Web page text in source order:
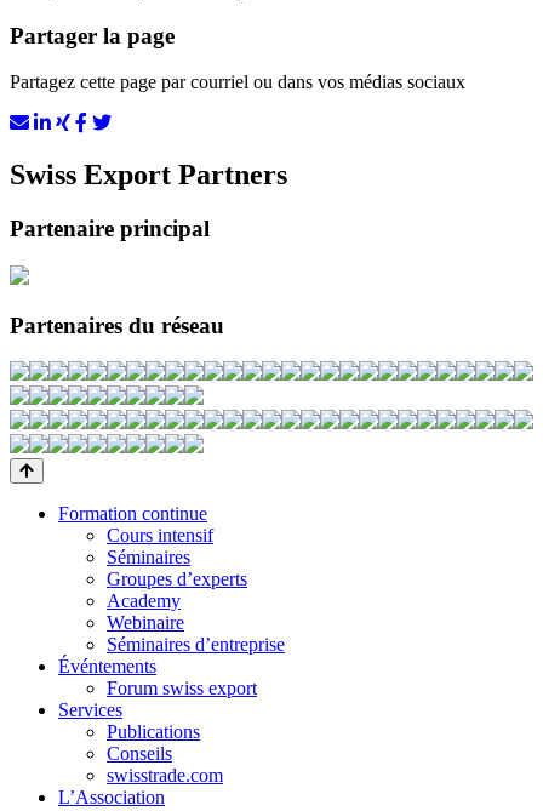
Partager la page
Partagez cette page par courriel ou dans vos médias sociaux
Swiss Export Partners
Partenaire principal
Partenaires du réseau
Formation continue
Cours intensif
Séminaires
Groupes d’experts
Academy
Webinaire
Séminaires d’entreprise
Événtements
Forum swiss export
Services
Publications
Conseils
swisstrade.com
L’Association